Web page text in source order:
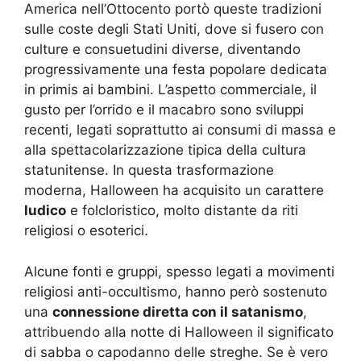
America nell’Ottocento portò queste tradizioni
sulle coste degli Stati Uniti, dove si fusero con
culture e consuetudini diverse, diventando
progressivamente una festa popolare dedicata
in primis ai bambini. L’aspetto commerciale, il
gusto per l’orrido e il macabro sono sviluppi
recenti, legati soprattutto ai consumi di massa e
alla spettacolarizzazione tipica della cultura
statunitense. In questa trasformazione
moderna, Halloween ha acquisito un carattere
ludico e folcloristico, molto distante da riti
religiosi o esoterici.
Alcune fonti e gruppi, spesso legati a movimenti
religiosi anti-occultismo, hanno però sostenuto
una connessione diretta con il satanismo,
attribuendo alla notte di Halloween il significato
di sabba o capodanno delle streghe. Se è vero